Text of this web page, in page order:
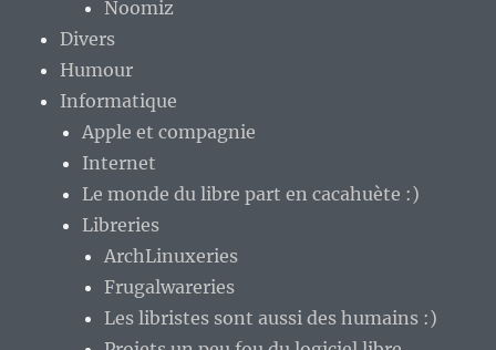
Noomiz
Divers
Humour
Informatique
Apple et compagnie
Internet
Le monde du libre part en cacahuète :)
Libreries
ArchLinuxeries
Frugalwareries
Les libristes sont aussi des humains :)